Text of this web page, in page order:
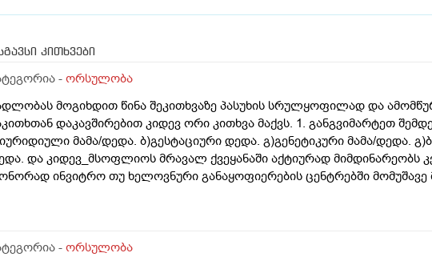
კითხვები
- ორსულობა
მოგიხდით წინა შეკითხვაზე პასუხის სრულყოფილად და
დაკავშირებით კიდევ ორი კითხვა მაქვს. 1. განგვიმარტეთ
მამა/დედა. ბ)გესტაციური დედა. გ)გენეტიკური მამა/დედა.
და კიდევ_მსოფლიოს მრავალ ქვეყანაში აქტიურად მიმდინარეობს
ინვიტრო თუ ხელოვნური განაყოფიერების ცენტრებში მომუშავე
- ორსულობა